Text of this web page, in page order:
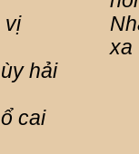
vị
hải
cai
xa